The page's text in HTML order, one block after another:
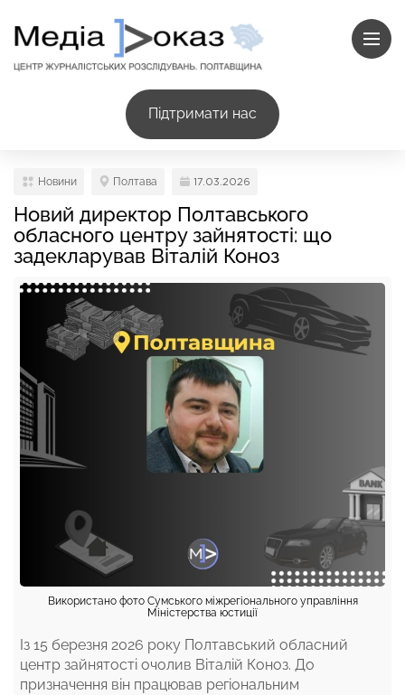
Підтримати нас
Новини Полтава 17.03.2026
Новий директор Полтавського
обласного центру зайнятості: що
задекларував Віталій Коноз
Використано фото Сумського міжрегіонального управління
Міністерства юстиції
Із 15 березня 2026 року Полтавський обласний
центр зайнятості очолив Віталій Коноз. До
призначення він працював регіональним